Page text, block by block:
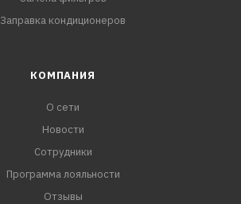
Заправка кондиционеров
КОМПАНИЯ
О сети
Новости
Сотрудники
Программа лояльности
Отзывы